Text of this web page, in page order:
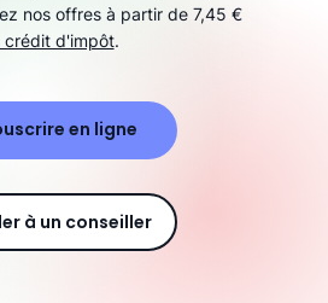
nos offres à partir de 7,45 €
crédit d'impôt.
en ligne
à un conseiller